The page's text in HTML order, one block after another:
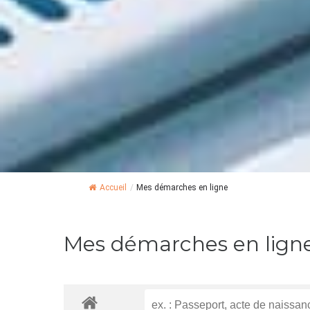
Accueil / Mes démarches en ligne
Mes démarches en